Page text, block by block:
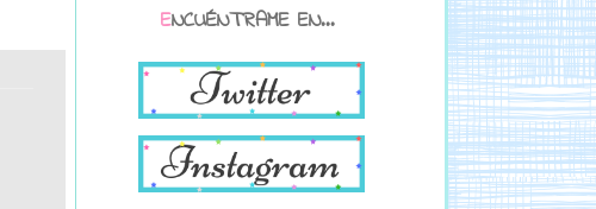
ENCUÉNTRAME EN...